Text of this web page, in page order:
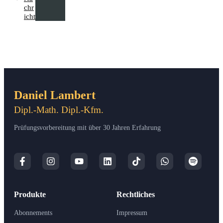
chr
icht
Daniel Lambert
Dipl.-Math. Dipl.-Kfm.
Prüfungsvorbereitung mit über 30 Jahren Erfahrung
Produkte
Abonnements
Rechtliches
Impressum